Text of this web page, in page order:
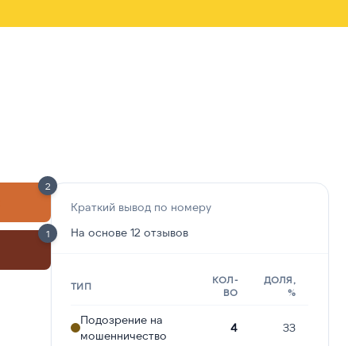
2
1
Краткий вывод по номеру
На основе 12 отзывов
ТИП
КОЛ-
ВО
ДОЛЯ,
%
Подозрение на
мошенничество
4 33